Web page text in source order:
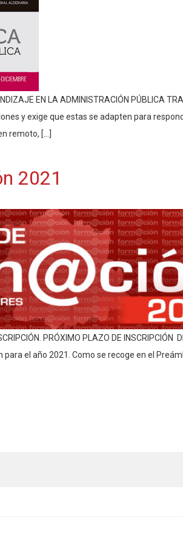
EN LA ADMINISTRACIÓN PÚBLICA
y exige que estas se adapten para
remoto, […]
2021
PRÓXIMO PLAZO DE
el año 2021. Como se recoge en el